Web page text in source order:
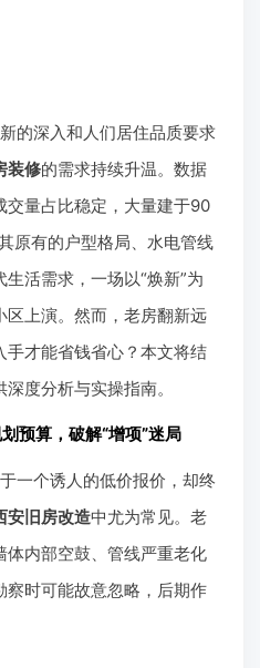
的深入和人们居住品质要求
装修的需求持续升温。数据
交量占比稳定，大量建于90
原有的户型格局、水电管线
活需求，一场以“焕新”为
区上演。然而，老房翻新远
手才能省钱省心？本文将结
度分析与实操指南。
预算，破解“增项”迷局
一个诱人的低价报价，却终
安旧房改造中尤为常见。老
体内部空鼓、管线严重老化
时可能故意忽略，后期作